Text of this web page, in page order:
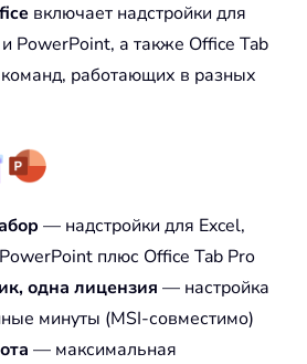
включает надстройки для
PowerPoint, а также Office Tab
работающих в разных
— надстройки для Excel,
плюс Office Tab Pro
одна лицензия — настройка
минуты (MSI-совместимо)
— максимальная